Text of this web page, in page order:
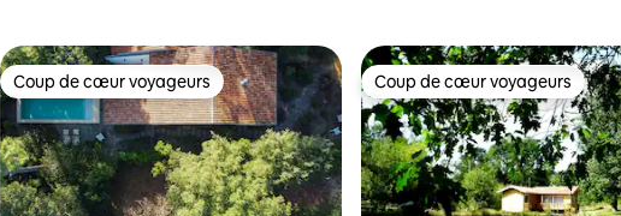
Coup de cœur voyageurs
Coup de cœur voyageurs Coup de cœur voyageurs
Coup de cœur voyageurs